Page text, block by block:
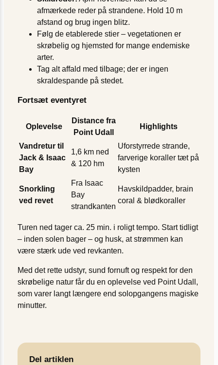
afmærkede reder på strandene. Hold 10 m
afstand og brug ingen blitz.
Følg de etablerede stier – vegetationen er
skrøbelig og hjemsted for mange endemiske
arter.
Tag alt affald med tilbage; der er ingen
skraldespande på stedet.
Fortsæt eventyret
Oplevelse
Distance fra
Point Udall
Highlights
Vandretur til
Jack & Isaac
Bay
1,6 km ned
& 120 hm
Uforstyrrede strande,
farverige koraller tæt på
kysten
Snorkling
ved revet
Fra Isaac
Bay
strandkanten
Havskildpadder, brain
coral & blødkoraller
Turen ned tager ca. 25 min. i roligt tempo. Start tidligt
– inden solen bager – og husk, at strømmen kan
være stærk ude ved revkanten.
Med det rette udstyr, sund fornuft og respekt for den
skrøbelige natur får du en oplevelse ved Point Udall,
som varer langt længere end solopgangens magiske
minutter.
Del artiklen